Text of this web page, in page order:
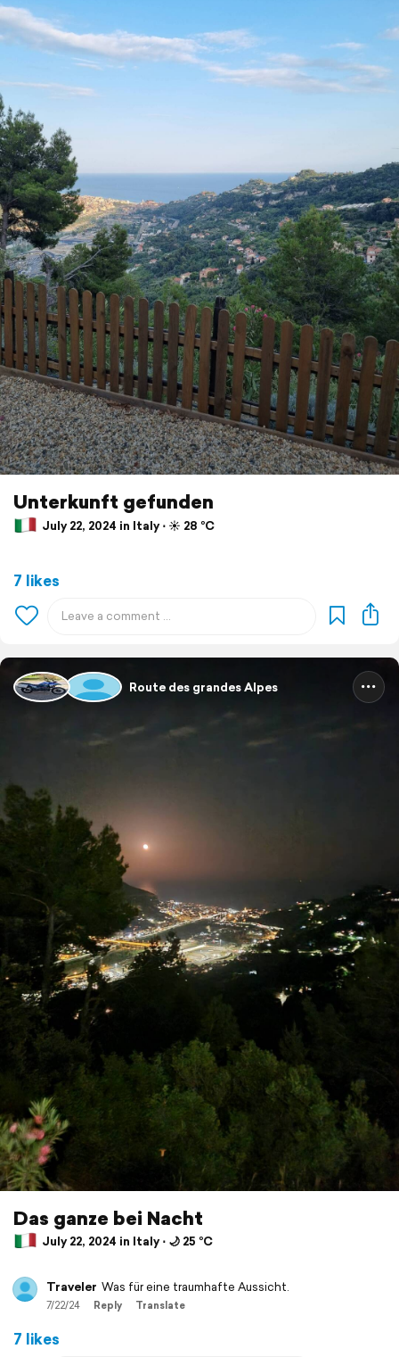
Unterkunft gefunden
July 22, 2024 in Italy ⋅ ☀️ 28 °C
7 likes
Route des grandes Alpes
Das ganze bei Nacht
July 22, 2024 in Italy ⋅ 🌙 25 °C
Traveler Was für eine traumhafte Aussicht.
7/22/24 Reply Translate
7 likes